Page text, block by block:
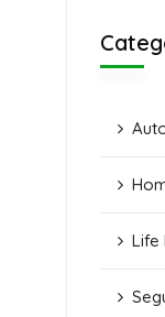
Life